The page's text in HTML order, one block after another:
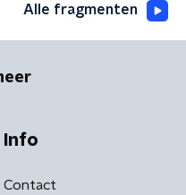
Alle fragmenten
Info
Contact